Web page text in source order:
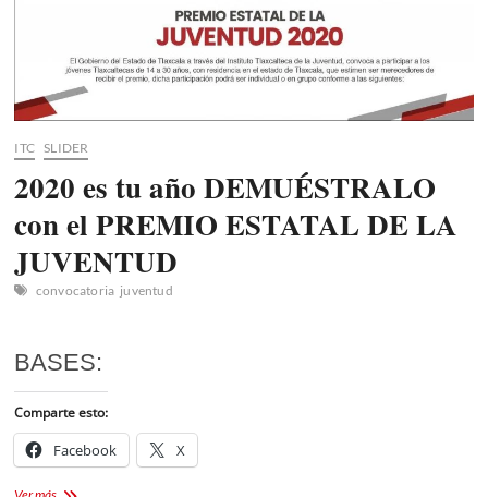
ITC SLIDER
2020 es tu año DEMUÉSTRALO
con el PREMIO ESTATAL DE LA
JUVENTUD
convocatoria juventud
BASES:
Comparte esto:
Facebook X
2020